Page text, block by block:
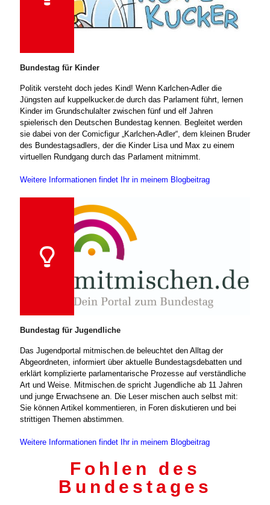
Bundestag für Kinder
Politik versteht doch jedes Kind! Wenn Karlchen-Adler die
Jüngsten auf kuppelkucker.de durch das Parlament führt, lernen
Kinder im Grundschulalter zwischen fünf und elf Jahren
spielerisch den Deutschen Bundestag kennen. Begleitet werden
sie dabei von der Comicfigur „Karlchen-Adler“, dem kleinen Bruder
des Bundestagsadlers, der die Kinder Lisa und Max zu einem
virtuellen Rundgang durch das Parlament mitnimmt.
Weitere Informationen findet Ihr in meinem Blogbeitrag
Bundestag für Jugendliche
Das Jugendportal mitmischen.de beleuchtet den Alltag der
Abgeordneten, informiert über aktuelle Bundestagsdebatten und
erklärt komplizierte parlamentarische Prozesse auf verständliche
Art und Weise. Mitmischen.de spricht Jugendliche ab 11 Jahren
und junge Erwachsene an. Die Leser mischen auch selbst mit:
Sie können Artikel kommentieren, in Foren diskutieren und bei
strittigen Themen abstimmen.
Weitere Informationen findet Ihr in meinem Blogbeitrag
Fohlen des
Bundestages